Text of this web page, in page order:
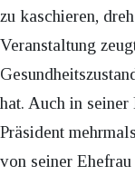
zu kaschieren,
Veranstaltung
hat. Auch in
Präsident
von seiner